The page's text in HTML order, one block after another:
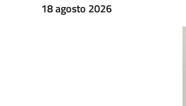
18 agosto 2026